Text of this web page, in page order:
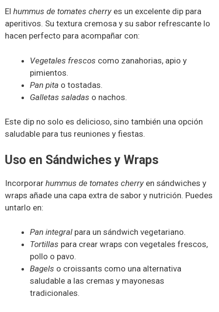
El hummus de tomates cherry es un excelente dip para
aperitivos. Su textura cremosa y su sabor refrescante lo
hacen perfecto para acompañar con:
Vegetales frescos como zanahorias, apio y
pimientos.
Pan pita o tostadas.
Galletas saladas o nachos.
Este dip no solo es delicioso, sino también una opción
saludable para tus reuniones y fiestas.
Uso en Sándwiches y Wraps
Incorporar hummus de tomates cherry en sándwiches y
wraps añade una capa extra de sabor y nutrición. Puedes
untarlo en:
Pan integral para un sándwich vegetariano.
Tortillas para crear wraps con vegetales frescos,
pollo o pavo.
Bagels o croissants como una alternativa
saludable a las cremas y mayonesas
tradicionales.